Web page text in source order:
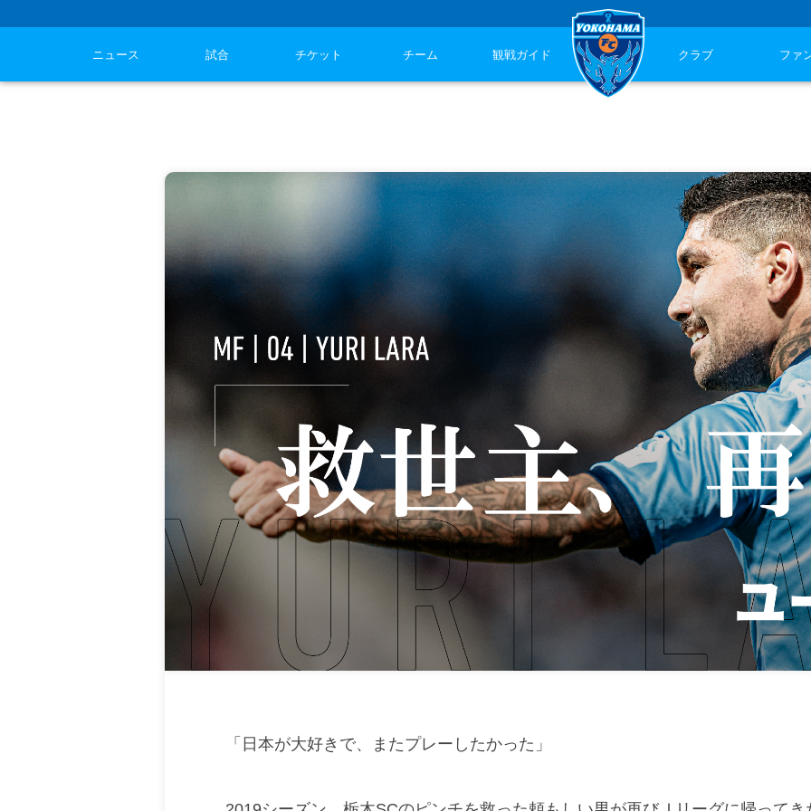
ニュース 試合 チケット チーム 観戦ガイド クラブ ファ
「日本が大好きで、またプレーしたかった」